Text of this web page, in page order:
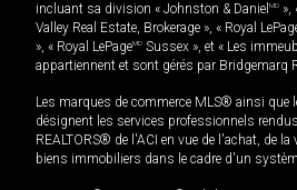
incluant sa division « Johnston & Daniel MD »,
Valley Real Estate, Brokerage », « Royal
», « Royal LePageMD Sussex », et « Les
appartiennent et sont gérés par Bridgemarq
Les marques de commerce MLS® ainsi
désignent les services professionnels
REALTORS® de l'ACI en vue de l'achat, de la
biens immobiliers dans le cadre d'un